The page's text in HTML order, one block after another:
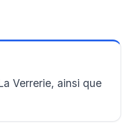
Verrerie, ainsi que